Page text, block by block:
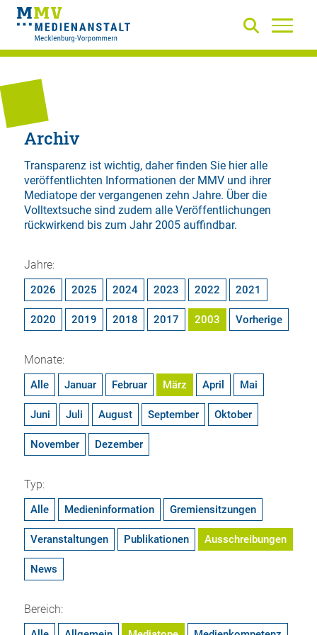
Archiv
Transparenz ist wichtig, daher finden Sie hier alle
veröffentlichten Informationen der MMV und ihrer
Mediatope der vergangenen zehn Jahre. Über die
Volltextsuchesind zudem alle Veröffentlichungen
rückwirkend bis zum Jahr 2005 auffindbar.
Jahre:
2026 2025 2024 2023 2022 2021
2020 2019 2018 2017 2003 Vorherige
Monate:
Alle Januar Februar März April Mai
Juni Juli August September Oktober
November Dezember
Typ:
Alle Medieninformation Gremiensitzungen
Veranstaltungen Publikationen Ausschreibungen
News
Bereich: